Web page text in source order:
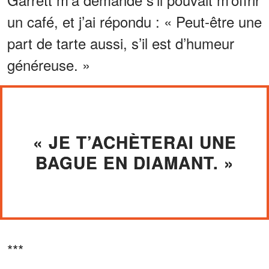
un café, et j’ai répondu : « Peut-être une
part de tarte aussi, s’il est d’humeur
généreuse. »
« JE T’ACHÈTERAI UNE
BAGUE EN DIAMANT. »
***